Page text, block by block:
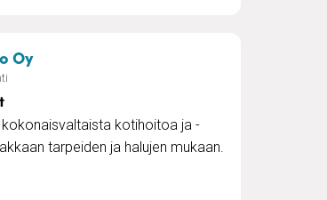
Oy– Kotipalvelut
kotihoitoa ja -
tarpeiden ja halujen mukaan.